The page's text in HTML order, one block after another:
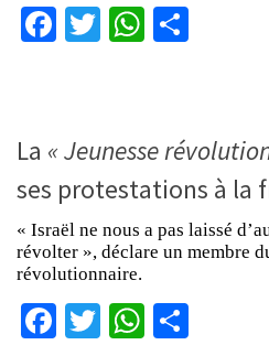
Facebook
TwitterWhatsApp
La « Jeunesse
ses protestations à la
« Israël ne nous a pas laissé
révolter », déclare un membre
révolutionnaire.
Facebook
TwitterWhatsApp